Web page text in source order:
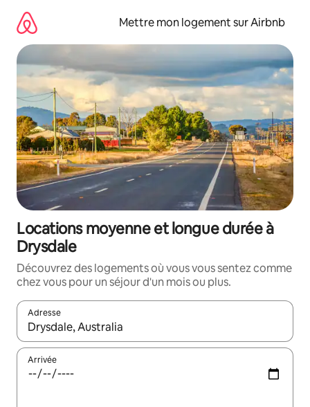
directement
contenu
Mettre mon logement sur Airbnb
Locations moyenne et longue durée à
Drysdale
Découvrez des logements où vous vous sentez comme
chez vous pour un séjour d'un mois ou plus.
Adresse
Lorsque les résultats s'affichent, utilisez les flèches vers le
Arrivée